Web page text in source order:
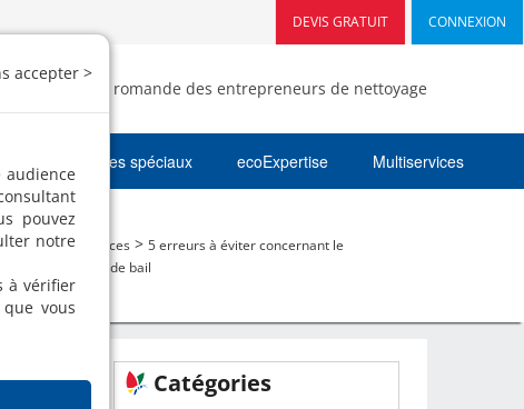
CONNEXION
DEVIS GRATUIT
- Fédération romande des entrepreneurs de nettoyage
Nettoyages spéciaux ecoExpertise Multiservices
Blog>Nos services> 5 erreurs à éviter concernant le
nettoyage de fin de bail
Catégories
accepter >
audience
pouvez
notre
à vérifier
vous